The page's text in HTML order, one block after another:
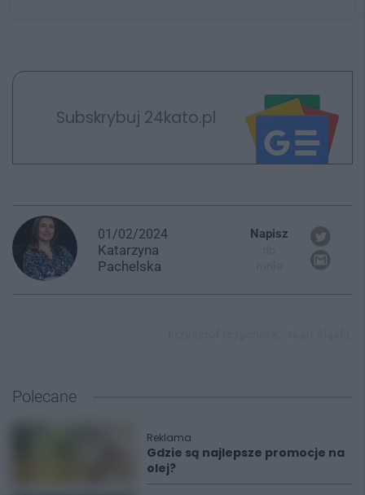
Subskrybuj 24kato.pl
01/02/2024
Katarzyna
Pachelska
Napisz
Polecane
Reklama
Gdzie są najlepsze promocje na
olej?